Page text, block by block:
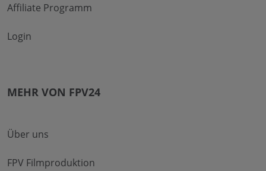
Affiliate Programm
Login
MEHR VON FPV24
Über uns
FPV Filmproduktion